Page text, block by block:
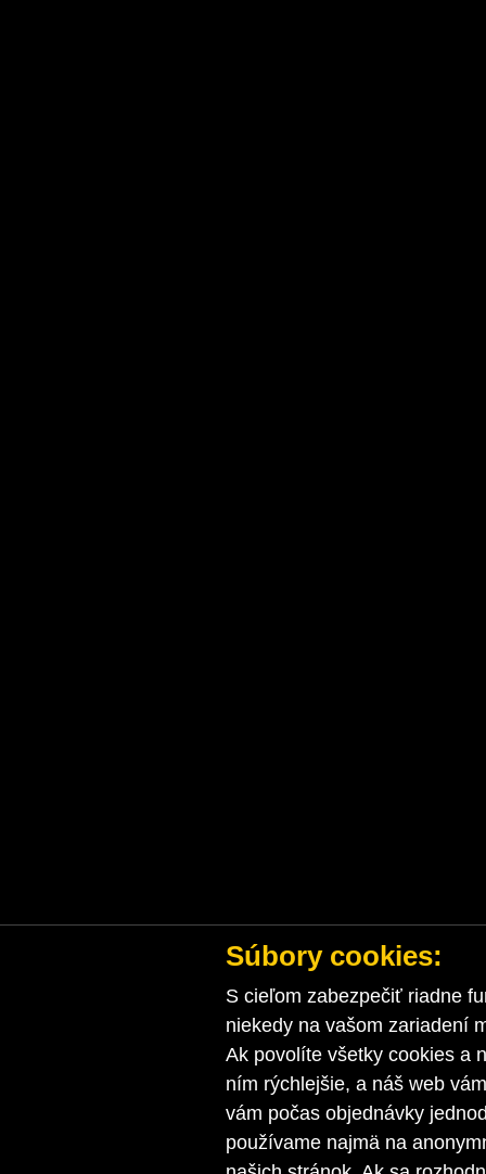
Súbory cookies:
S cieľom zabezpečiť riadne
niekedy na vašom zariadení
Ak povolíte všetky cookies a
ním rýchlejšie, a náš web
vám počas objednávky
používame najmä na